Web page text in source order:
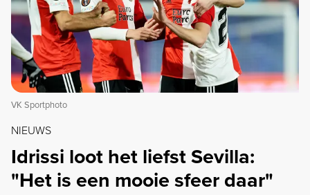
VK Sportphoto
NIEUWS
Idrissi loot het liefst Sevilla:
"Het is een mooie sfeer daar"